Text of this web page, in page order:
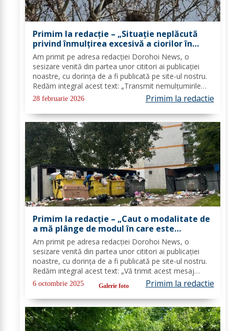
Primim la redacție – „Situație neplăcută
privind înmulțirea excesivă a ciorilor în
Parcul Brazi din Dorohoi”
Am primit pe adresa redacţiei Dorohoi News, o
sesizare venită din partea unor cititori ai publicaţiei
noastre, cu dorința de a fi publicată pe site-ul nostru.
Redăm integral acest text: „Transmit nemulțumirile
mai multor locuitori ai municipiului Dorohoi: Dorim să
28 februarie 2026 Primim la redactie
Primim la redacție – „Caut o modalitate de
a mă plânge de modul în care este
gestionat gunoiul în Dorohoi” – FOTO
Am primit pe adresa redacţiei Dorohoi News, o
sesizare venită din partea unor cititori ai publicaţiei
noastre, cu dorința de a fi publicată pe site-ul nostru.
Redăm integral acest text: „Vă trimit acest mesaj
căutând o modalitate de a mă plânge de modul în
care este gestionat gunoiul în Dorohoi și...
6 octombrie 2025 Galerie foto Primim la redactie